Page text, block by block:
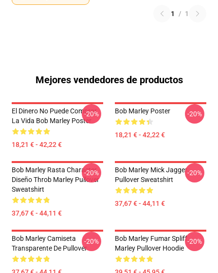
1 / 1
Mejores vendedores de productos
El Dinero No Puede Comprar
La Vida Bob Marley Poster
18,21 € - 42,22 €
-20% Bob Marley Poster
18,21 € - 42,22 €
-20%
Bob Marley Rasta Character
Diseño Throb Marley Pullover
Sweatshirt
37,67 € - 44,11 €
-20%
Bob Marley Mick Jagger
Pullover Sweatshirt
37,67 € - 44,11 €
-20%
Bob Marley Camiseta
Transparente De Pullover
-20%
Bob Marley Fumar Spliff
Marley Pullover Hoodie
-20%